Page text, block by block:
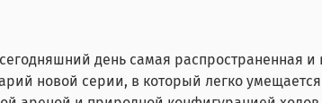
день самая распространенная
новой серии, в который легко